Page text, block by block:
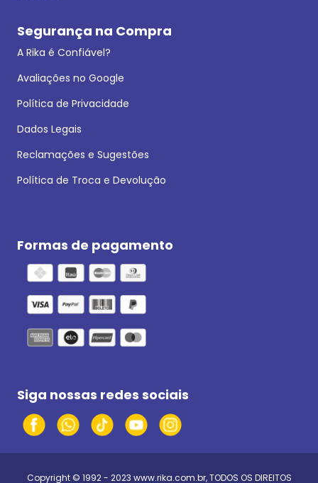
Segurança na Compra
A Rika é Confiável?
Avaliações no Google
Política de Privacidade
Dados Legais
Reclamações e Sugestões
Política de Troca e Devolução
Formas de pagamento
Siga nossas redes sociais
Copyright © 1992 - 2023 www.rika.com.br, TODOS OS DIREITOS